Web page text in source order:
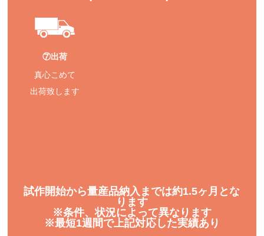
⑦出荷
真心こめて
出荷致します
試作開始から量産品納入までは約1.5ヶ月とな
ります
※条件、状況によって異なります
※最短1週間で上記対応した実績あり